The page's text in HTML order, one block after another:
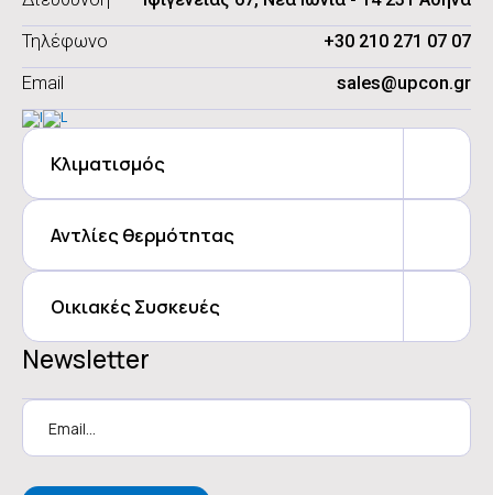
Τηλέφωνο
+30 210 271 07 07
Email
sales@upcon.gr
Κλιματισμός
Αντλίες θερμότητας
Οικιακές Συσκευές
Newsletter